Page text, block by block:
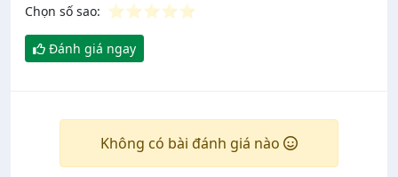
Chọn số sao: ⭐⭐⭐⭐⭐
Đánh giá ngay
Không có bài đánh giá nào